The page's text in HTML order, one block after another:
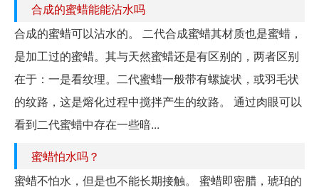
合成的蜜蜡能能沾水吗
合成的蜜蜡可以沾水的。 二代合成蜜蜡其材质也是蜜蜡，
是加工过的蜜蜡。其与天然蜜蜡还是有区别的，两者区别
在于：一是看纹理。二代蜜蜡一般带有螺旋状，或羽毛状
的纹路，这是熔化过程中搅拌产生的纹路。 通过肉眼可以
看到二代蜜蜡中存在一些暗...
蜜蜡怕水吗？
蜜蜡不怕水，但是也不能长期接触。 蜜蜡即密腊，琥珀的